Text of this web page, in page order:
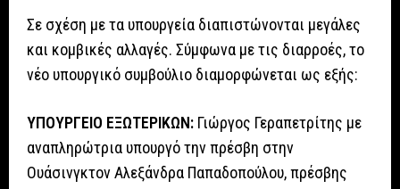
Σε σχέση με τα υπουργεία διαπιστώνονται μεγάλες
και κομβικές αλλαγές. Σύμφωνα με τις διαρροές, το
νέο υπουργικό συμβούλιο διαμορφώνεται ως εξής:
ΥΠΟΥΡΓΕΙΟ ΕΞΩΤΕΡΙΚΩΝ: Γιώργος Γεραπετρίτης με
αναπληρώτρια υπουργό την πρέσβη στην
Ουάσινγκτον Αλεξάνδρα Παπαδοπούλου, πρέσβης